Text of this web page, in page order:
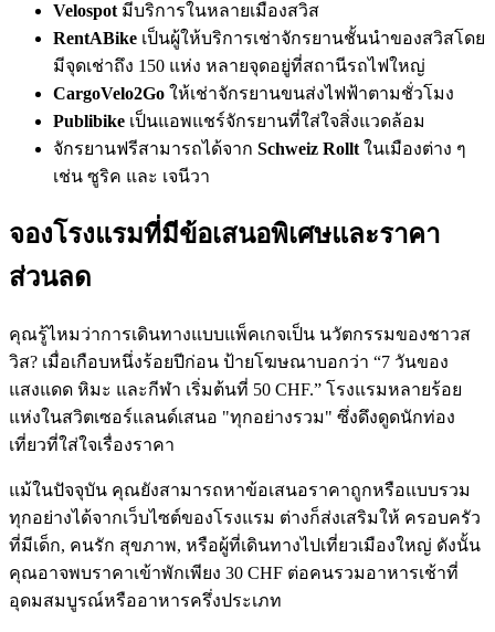
Velospot มีบริการในหลายเมืองสวิส
RentABike เป็นผู้ให้บริการเช่าจักรยานชั้นนำของสวิสโดย
มีจุดเช่าถึง 150 แห่ง หลายจุดอยู่ที่สถานีรถไฟใหญ่
CargoVelo2Go ให้เช่าจักรยานขนส่งไฟฟ้าตามชั่วโมง
Publibike เป็นแอพแชร์จักรยานที่ใส่ใจสิ่งแวดล้อม
จักรยานฟรีสามารถได้จาก Schweiz Rollt ในเมืองต่าง ๆ
เช่น ซูริค และ เจนีวา
จองโรงแรมที่มีข้อเสนอพิเศษและราคา
ส่วนลด
คุณรู้ไหมว่าการเดินทางแบบแพ็คเกจเป็น นวัตกรรมของชาวส
วิส? เมื่อเกือบหนึ่งร้อยปีก่อน ป้ายโฆษณาบอกว่า “7 วันของ
แสงแดด หิมะ และกีฬา เริ่มต้นที่ 50 CHF.” โรงแรมหลายร้อย
แห่งในสวิตเซอร์แลนด์เสนอ "ทุกอย่างรวม" ซึ่งดึงดูดนักท่อง
เที่ยวที่ใส่ใจเรื่องราคา
แม้ในปัจจุบัน คุณยังสามารถหาข้อเสนอราคาถูกหรือแบบรวม
ทุกอย่างได้จากเว็บไซต์ของโรงแรม ต่างก็ส่งเสริมให้ ครอบครัว
ที่มีเด็ก, คนรัก สุขภาพ, หรือผู้ที่เดินทางไปเที่ยวเมืองใหญ่ ดังนั้น
คุณอาจพบราคาเข้าพักเพียง 30 CHF ต่อคนรวมอาหารเช้าที่
อุดมสมบูรณ์หรืออาหารครึ่งประเภท